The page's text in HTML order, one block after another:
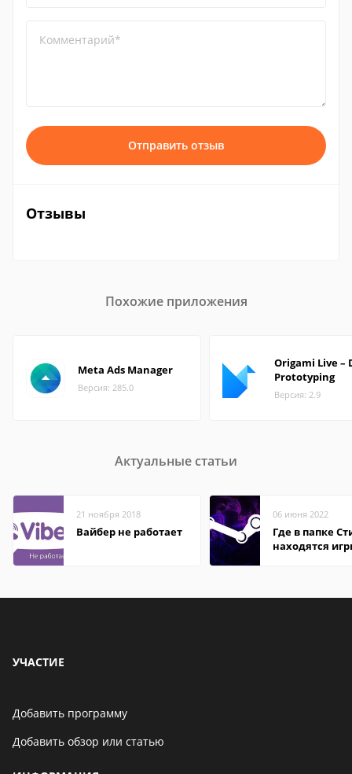
Комментарий*
Отправить отзыв
Отзывы
Похожие приложения
Meta Ads Manager
Версия: 285.0
Origami Live –
Prototyping
Версия: 2.9
Актуальные статьи
21 ноября 2018
Вайбер не работает
06 июня 2022
Где в папке
находятся
УЧАСТИЕ
Добавить программу
Добавить обзор или статью